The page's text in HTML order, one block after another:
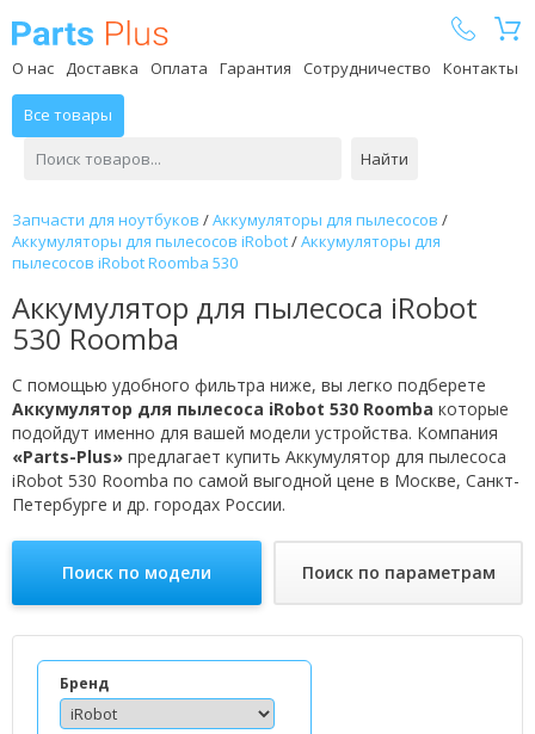
О нас Доставка Оплата Гарантия Сотрудничество Контакты
Все товары
Найти
Запчасти для ноутбуков /Аккумуляторы для пылесосов /
Аккумуляторы для пылесосов iRobot/Аккумуляторы для
пылесосов iRobot Roomba 530
Аккумулятор для пылесоса iRobot
530 Roomba
С помощью удобного фильтра ниже, вы легко подберете
Аккумулятор для пылесоса iRobot 530 Roomba которые
подойдут именно для вашей модели устройства. Компания
«Parts-Plus» предлагает купить Аккумулятор для пылесоса
iRobot 530 Roomba по самой выгодной цене в Москве, Санкт-
Петербурге и др. городах России.
Поиск по модели Поиск по параметрам
Бренд